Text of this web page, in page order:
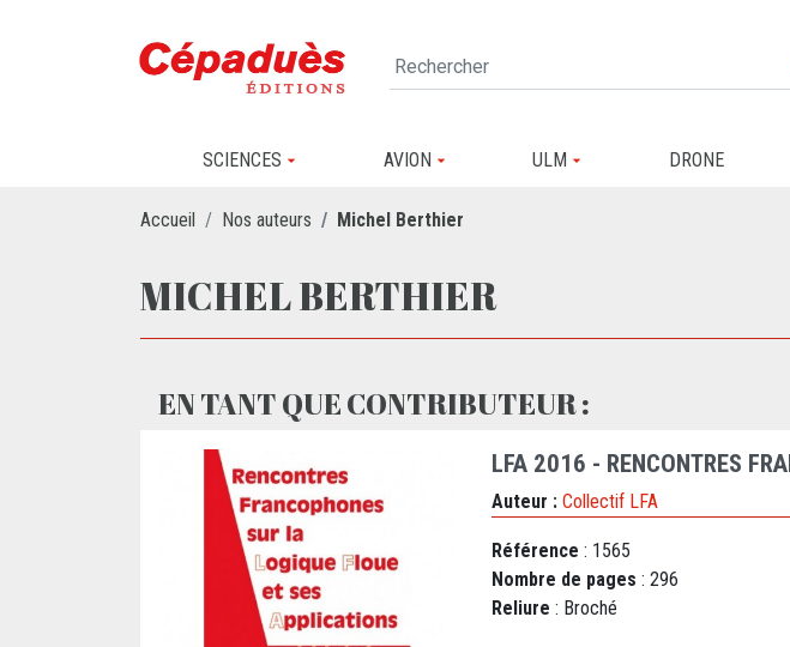
SCIENCES AVION ULM DRONE
Accueil Nos auteurs Michel Berthier
MICHEL BERTHIER
EN TANT QUE CONTRIBUTEUR :
LFA 2016 - RENCONTRES
Auteur : Collectif LFA
Référence : 1565
Nombre de pages : 296
Reliure : Broché